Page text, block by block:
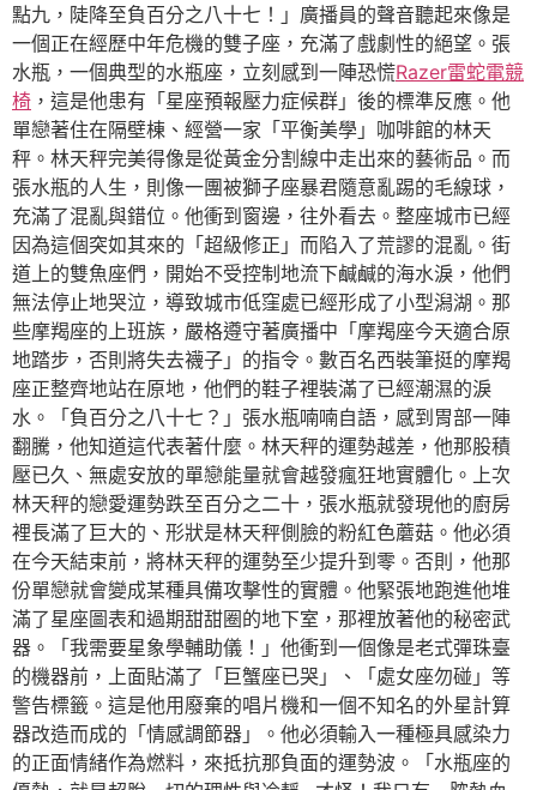
點九，陡降至負百分之八十七！」廣播員的聲音聽起來像是
一個正在經歷中年危機的雙子座，充滿了戲劇性的絕望。張
水瓶，一個典型的水瓶座，立刻感到一陣恐慌Razer雷蛇電競
椅 ，這是他患有「星座預報壓力症候群」後的標準反應。他
單戀著住在隔壁棟、經營一家「平衡美學」咖啡館的林天
秤。林天秤完美得像是從黃金分割線中走出來的藝術品。而
張水瓶的人生，則像一團被獅子座暴君隨意亂踢的毛線球，
充滿了混亂與錯位。他衝到窗邊，往外看去。整座城市已經
因為這個突如其來的「超級修正」而陷入了荒謬的混亂。街
道上的雙魚座們，開始不受控制地流下鹹鹹的海水淚，他們
無法停止地哭泣，導致城市低窪處已經形成了小型潟湖。那
些摩羯座的上班族，嚴格遵守著廣播中「摩羯座今天適合原
地踏步，否則將失去襪子」的指令。數百名西裝筆挺的摩羯
座正整齊地站在原地，他們的鞋子裡裝滿了已經潮濕的淚
水。「負百分之八十七？」張水瓶喃喃自語，感到胃部一陣
翻騰，他知道這代表著什麼。林天秤的運勢越差，他那股積
壓已久、無處安放的單戀能量就會越發瘋狂地實體化。上次
林天秤的戀愛運勢跌至百分之二十，張水瓶就發現他的廚房
裡長滿了巨大的、形狀是林天秤側臉的粉紅色蘑菇。他必須
在今天結束前，將林天秤的運勢至少提升到零。否則，他那
份單戀就會變成某種具備攻擊性的實體。他緊張地跑進他堆
滿了星座圖表和過期甜甜圈的地下室，那裡放著他的秘密武
器。「我需要星象學輔助儀！」他衝到一個像是老式彈珠臺
的機器前，上面貼滿了「巨蟹座已哭」、「處女座勿碰」等
警告標籤。這是他用廢棄的唱片機和一個不知名的外星計算
器改造而成的「情感調節器」。他必須輸入一種極具感染力
的正面情緒作為燃料，來抵抗那負面的運勢波。「水瓶座的